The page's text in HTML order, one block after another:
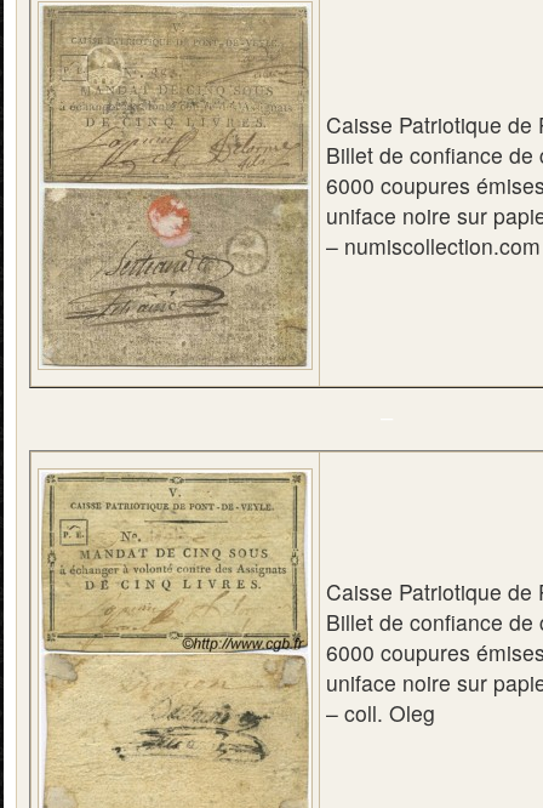
Caisse Patriotique de
Billet de confiance
6000 coupures
uniface noire sur
–
Caisse Patriotique de
Billet de confiance
6000 coupures
uniface noire sur
– coll. Oleg